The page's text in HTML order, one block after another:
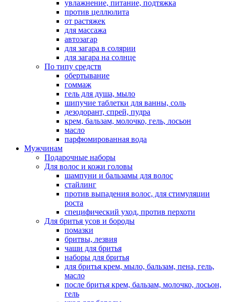
увлажнение, питание, подтяжка
против целлюлита
от растяжек
для массажа
автозагар
для загара в солярии
для загара на солнце
По типу средств
обертывание
гоммаж
гель для душа, мыло
шипучие таблетки для ванны, соль
дезодорант, спрей, пудра
крем, бальзам, молочко, гель, лосьон
масло
парфюмированная вода
Мужчинам
Подарочные наборы
Для волос и кожи головы
шампуни и бальзамы для волос
стайлинг
против выпадения волос, для стимуляции
роста
специфический уход, против перхоти
Для бритья усов и бороды
помазки
бритвы, лезвия
чаши для бритья
наборы для бритья
для бритья крем, мыло, бальзам, пена, гель,
масло
после бритья крем, бальзам, молочко, лосьон,
гель